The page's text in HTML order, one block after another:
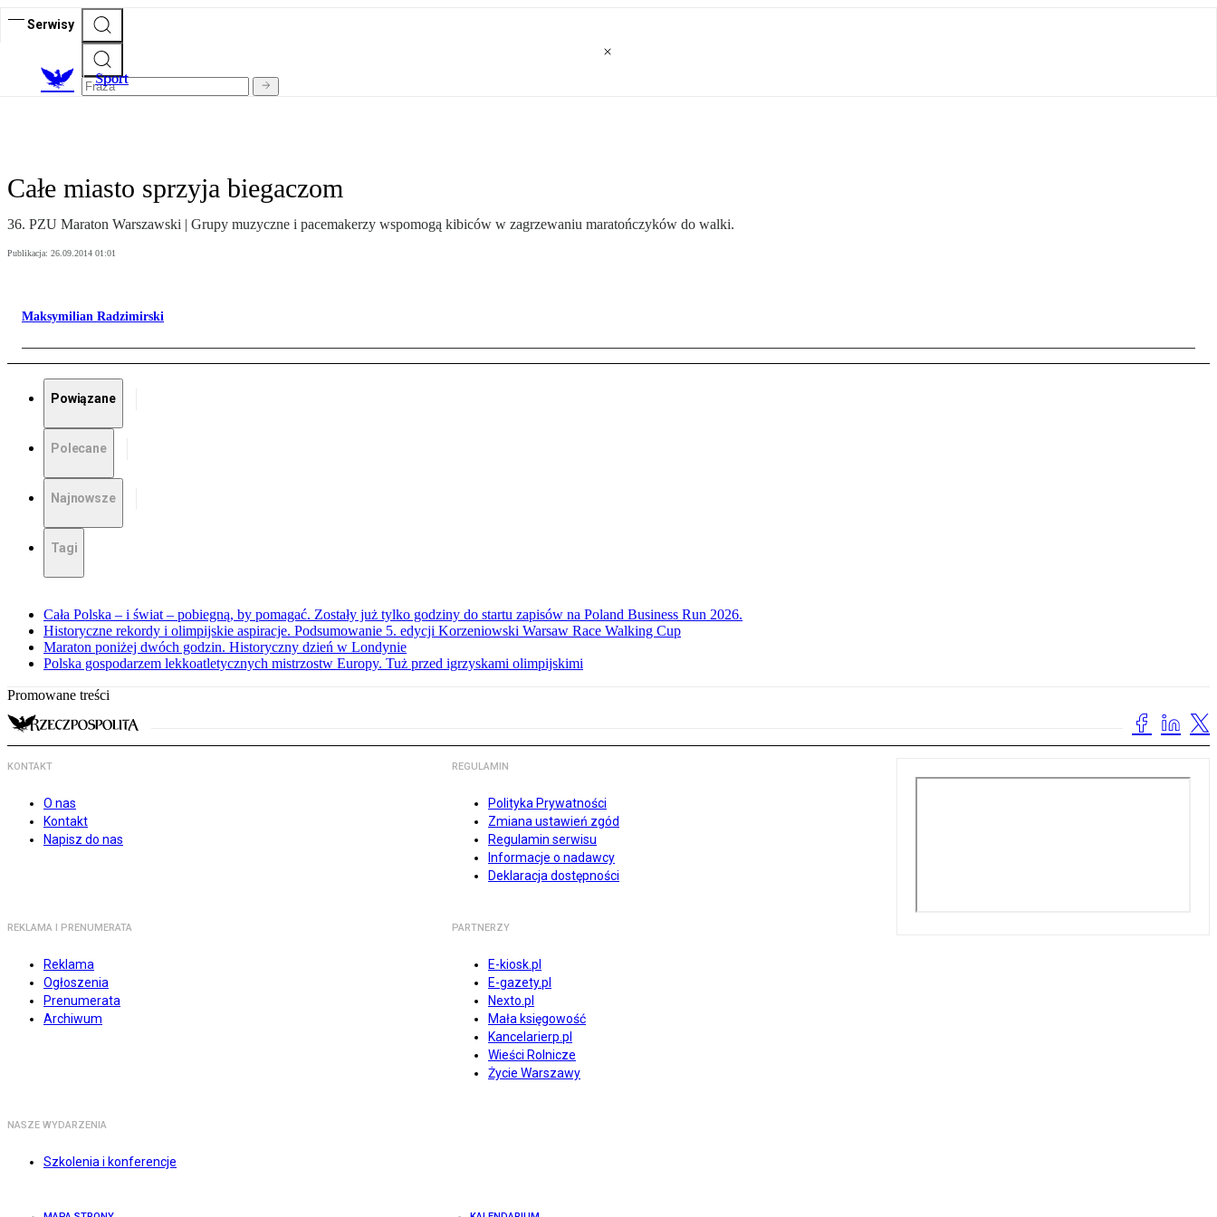
Serwisy
Sport
Całe miasto sprzyja biegaczom
36. PZU Maraton Warszawski | Grupy muzyczne i pacemakerzy wspomogą kibiców w zagrzewaniu maratończyków do walki.
Publikacja: 26.09.2014 01:01
Maksymilian Radzimirski
Powiązane
Polecane
Najnowsze
Tagi
Cała Polska – i świat – pobiegną, by pomagać. Zostały już tylko godziny do startu zapisów na Poland Business Run 2026.
Historyczne rekordy i olimpijskie aspiracje. Podsumowanie 5. edycji Korzeniowski Warsaw Race Walking Cup
Maraton poniżej dwóch godzin. Historyczny dzień w Londynie
Polska gospodarzem lekkoatletycznych mistrzostw Europy. Tuż przed igrzyskami olimpijskimi
Promowane treści
KONTAKT
O nas
Kontakt
Napisz do nas
REGULAMIN
Polityka Prywatności
Zmiana ustawień zgód
Regulamin serwisu
Informacje o nadawcy
Deklaracja dostępności
REKLAMA I PRENUMERATA
Reklama
Ogłoszenia
Prenumerata
Archiwum
PARTNERZY
E-kiosk.pl
E-gazety.pl
Nexto.pl
Mała księgowość
Kancelarierp.pl
Wieści Rolnicze
Życie Warszawy
NASZE WYDARZENIA
Szkolenia i konferencje